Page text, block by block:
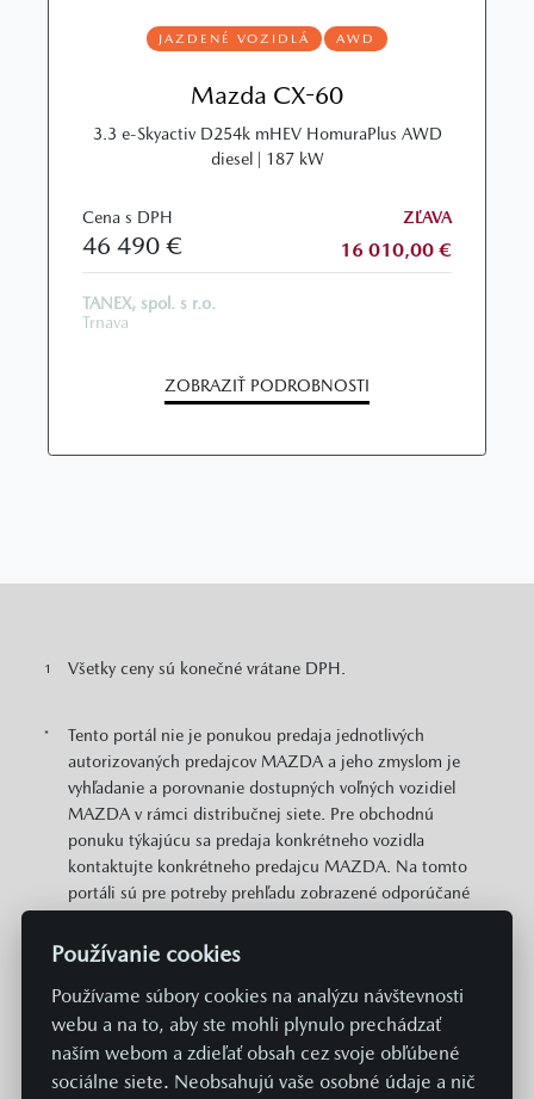
JAZDENÉ VOZIDLÁ AWD
Mazda CX-60
3.3 e-Skyactiv D254k mHEV HomuraPlus AWD
diesel | 187 kW
Cena s DPH
46 490 €
ZĽAVA
16 010,00 €
TANEX, spol. s r.o.
Trnava
ZOBRAZIŤ PODROBNOSTI
1 Všetky ceny sú konečné vrátane DPH.
*
Tento portál nie je ponukou predaja jednotlivých
autorizovaných predajcov MAZDA a jeho zmyslom je
vyhľadanie a porovnanie dostupných voľných vozidiel
MAZDA v rámci distribučnej siete. Pre obchodnú
ponuku týkajúcu sa predaja konkrétneho vozidla
kontaktujte konkrétneho predajcu MAZDA. Na tomto
portáli sú pre potreby prehľadu zobrazené odporúčané
DPH. Zobrazené môžu byť aj informácie o plošne
predajnej sieti MAZDA vzťahujúcich sa na daný model.
Zobrazené cena neobsahuje prípravu a aktiváciu vozidla
v systémoch Mazda v hodnote 369 EUR. Hodnoty
spotreby paliva, energií a emisií uvádzané na týchto
Používanie cookies
Používame súbory cookies na analýzu návštevnosti
webu a na to, aby ste mohli plynulo prechádzať
naším webom a zdieľať obsah cez svoje obľúbené
sociálne siete. Neobsahujú vaše osobné údaje a nič